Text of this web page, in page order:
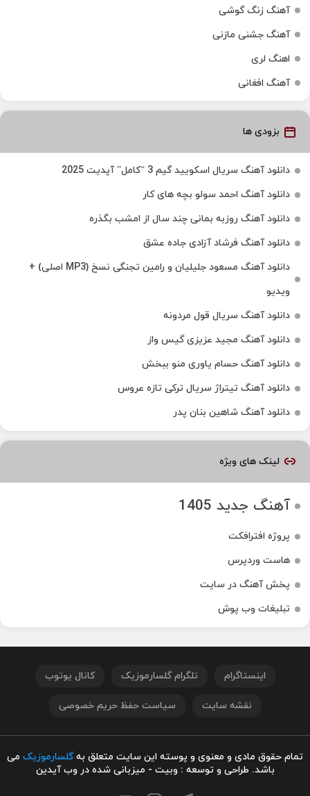
آهنگ زنگ گوشی
آهنگ جشنی مازنی
اهنگ لری
آهنگ افغانی
بزودی ها
دانلود آهنگ سریال اسکویید گیم 3 “کامل” آپدیت 2025
دانلود آهنگ احمد سولو بچه های کار
دانلود آهنگ روزبه بمانی چند سال از امشب بگذره
دانلود آهنگ فرشاد آزادی جاده عشق
دانلود آهنگ مسعود جلیلیان و رامین تجنگی نسخ (MP3 اصلی) +
ویدیو
دانلود آهنگ سریال قول مردونه
دانلود آهنگ مجید عزیزی گیس واز
دانلود آهنگ حسام یاوری منو ببخش
دانلود آهنگ تیتراژ سریال ترکی تازه عروس
دانلود آهنگ شاهین بنان پدر
لینک های ویژه
آهنگ جدید 1405
پروژه افترافکت
هاست وردپرس
پخش آهنگ در سایت
تبلیغات وب پوش
اینستاگرام تلگرام گلسارموزیک کانال یوتوب
نقشه سایت سیاست حفظ حریم خصوصی
تمام حقوق مادی و معنوی و پوسته این سایت متعلق بهگلسارموزیک می
باشد. طراحی و توسعه : وبیت - میزبانی شده در وب آیدین